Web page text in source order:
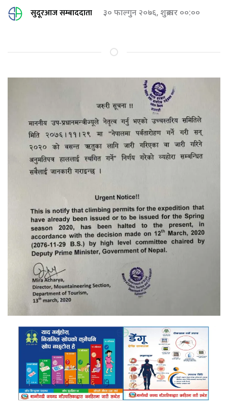
सुदूरआज सम्बाददाता ३० फाल्गुन २०७६, शुक्रबार ००:००